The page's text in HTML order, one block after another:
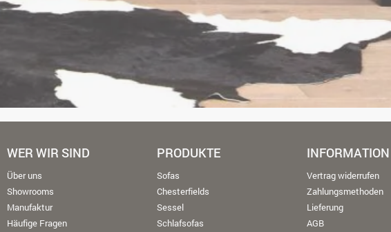
WER WIR SIND
Über uns
Showrooms
Manufaktur
Häufige Fragen
PRODUKTE
Sofas
Chesterfields
Sessel
Schlafsofas
INFORMATION
Vertrag widerrufen
Zahlungsmethoden
Lieferung
AGB